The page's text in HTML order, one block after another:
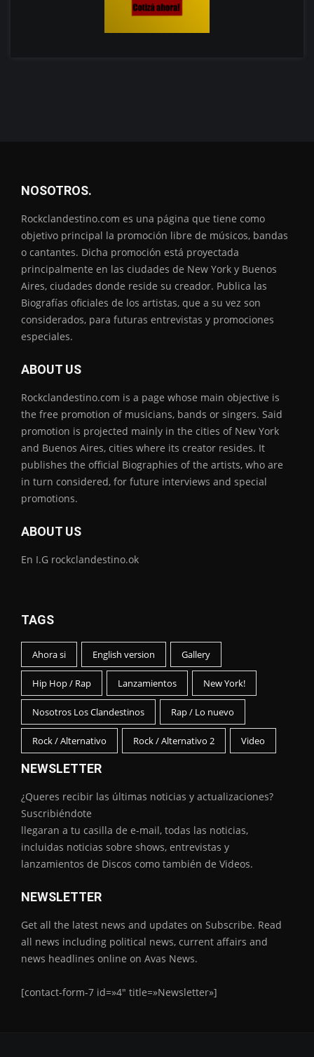
NOSOTROS.
Rockclandestino.com es una página que tiene como
objetivo principal la promoción libre de músicos, bandas
o cantantes. Dicha promoción está proyectada
principalmente en las ciudades de New York y Buenos
Aires, ciudades donde reside su creador. Publica las
Biografías oficiales de los artistas, que a su vez son
considerados, para futuras entrevistas y promociones
especiales.
ABOUT US
Rockclandestino.com is a page whose main objective is
the free promotion of musicians, bands or singers. Said
promotion is projected mainly in the cities of New York
and Buenos Aires, cities where its creator resides. It
publishes the official Biographies of the artists, who are
in turn considered, for future interviews and special
promotions.
ABOUT US
En I.G rockclandestino.ok
TAGS
Ahora si English version Gallery
Hip Hop / Rap Lanzamientos New York!
Nosotros Los Clandestinos Rap / Lo nuevo
Rock / Alternativo Rock / Alternativo 2 Video
NEWSLETTER
¿Queres recibir las últimas noticias y actualizaciones?
Suscribiéndote
llegaran a tu casilla de e-mail, todas las noticias,
incluidas noticias sobre shows, entrevistas y
lanzamientos de Discos como también de Videos.
NEWSLETTER
Get all the latest news and updates on Subscribe. Read
all news including political news, current affairs and
news headlines online on Avas News.
[contact-form-7 id=»4″ title=»Newsletter»]